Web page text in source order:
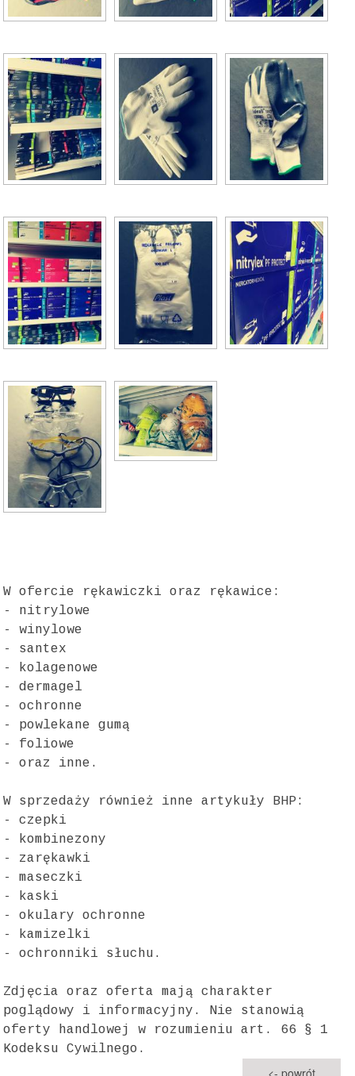
W ofercie rękawiczki oraz rękawice:
- nitrylowe
- winylowe
- santex
- kolagenowe
- dermagel
- ochronne
- powlekane gumą
- foliowe
- oraz inne.
W sprzedaży również inne artykuły BHP:
- czepki
- kombinezony
- zarękawki
- maseczki
- kaski
- okulary ochronne
- kamizelki
- ochronniki słuchu.
Zdjęcia oraz oferta mają charakter
poglądowy i informacyjny. Nie stanowią
oferty handlowej w rozumieniu art. 66 § 1
Kodeksu Cywilnego.